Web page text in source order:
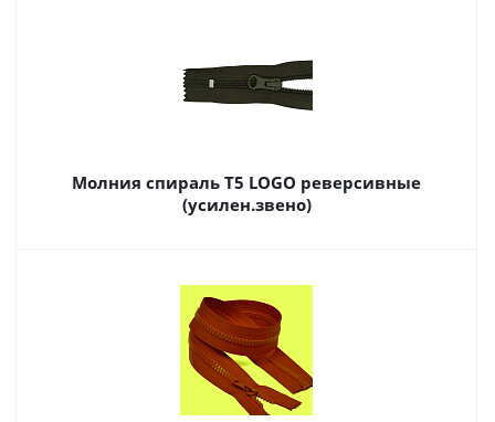
Молния спираль Т5 LOGO реверсивные
(усилен.звено)